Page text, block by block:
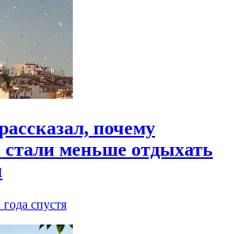
почему
стали меньше отдыхать
года спустя